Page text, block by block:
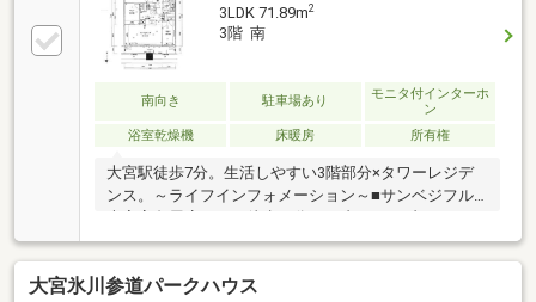
3LDK 71.89m2
3階 南
南向き 駐車場あり
モニタ付インターホ
ン
浴室乾燥機
床暖房 所有権
大宮駅徒歩7分。生活しやすい3階部分×タワーレジデ
ンス。～ライフインフォメーション～■サンベジフル
ま下町３丁目店・・・徒歩４分■マルエツ 大宮
店・・・徒歩９分■さいたま市立大宮小学校・・・徒
歩９分■さいたま市立大宮東中学校・・・徒歩１３分
大宮氷川参道パークハウス